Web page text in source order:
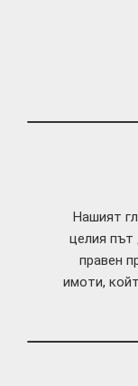
Нашият
целия път
правен
имоти,